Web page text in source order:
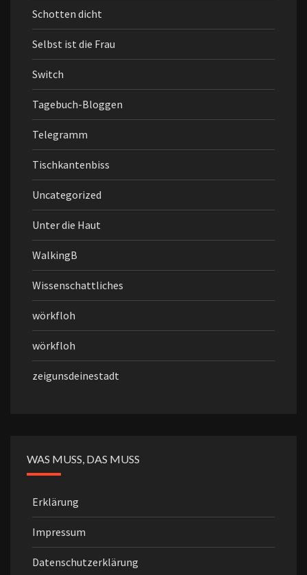
Schotten dicht
Selbst ist die Frau
Switch
Tagebuch-Bloggen
Telegramm
Tischkantenbiss
Uncategorized
Unter die Haut
WalkingB
Wissenschattliches
wörkfloh
wörkfloh
zeigunsdeinestadt
WAS MUSS, DAS MUSS
Erklärung
Impressum
Datenschutzerklärung